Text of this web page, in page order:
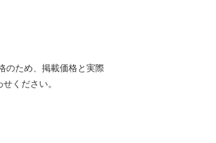
のため、掲載価格と実際
ください。